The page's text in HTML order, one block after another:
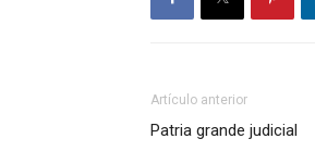
Artículo anterior
Patria grande judicial